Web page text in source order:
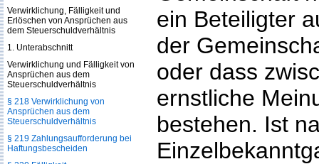
ein Beteiligter
der
oder dass
ernstliche
bestehen. Ist
Verwirklichung, Fälligkeit und
Erlöschen von Ansprüchen aus
dem Steuerschuldverhältnis
1. Unterabschnitt
Verwirklichung und Fälligkeit von
Ansprüchen aus dem
Steuerschuldverhältnis
§ 218 Verwirklichung von
Ansprüchen aus dem
Steuerschuldverhältnis
§ 219 Zahlungsaufforderung bei
Haftungsbescheiden